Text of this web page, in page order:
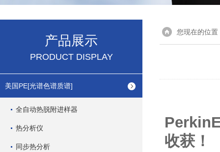
产品展示
PRODUCT DISPLAY
美国PE[光谱色谱质谱]
全自动热脱附进样器
热分析仪
同步热分析
您现在的位置
收获！